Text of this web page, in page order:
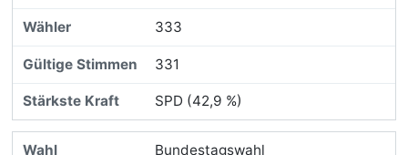
333
331
SPD (42,9 %)
Bundestagswahl